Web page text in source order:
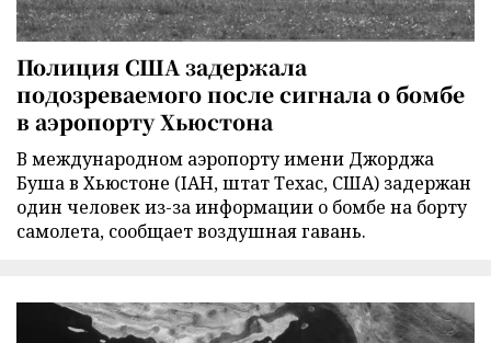
Полиция США задержала
подозреваемого после сигнала о бомбе
в аэропорту Хьюстона
В международном аэропорту имени Джорджа
Буша в Хьюстоне (IAH, штат Техас, США) задержан
один человек из-за информации о бомбе на борту
самолета, сообщает воздушная гавань.